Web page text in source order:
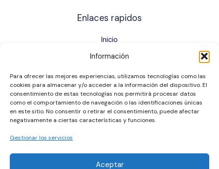
Información
Para ofrecer las mejores experiencias, utilizamos tecnologías como las
cookies para almacenar y/o acceder a la información del dispositivo. El
consentimiento de estas tecnologías nos permitirá procesar datos
como el comportamiento de navegación o las identificaciones únicas
en este sitio. No consentir o retirar el consentimiento, puede afectar
negativamente a ciertas características y funciones.
Gestionar los servicios
Aceptar
Enlaces rapidos
Inicio
Quienes somos
Ser socio
Contáctanos
Nuestros servicios
Préstamos